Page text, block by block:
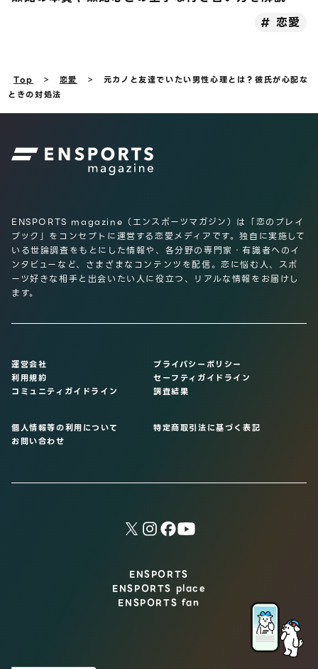
恋愛
Top > 恋愛 >
元カノと友達でいたい男性心理とは？彼氏が心配な
ときの対処法
ENSPORTS magazine（エンスポーツマガジン）は「恋のプレイ
ブック」をコンセプトに運営する恋愛メディアです。独自に実施して
いる世論調査をもとにした情報や、各分野の専門家・有識者へのイ
ンタビューなど、さまざまなコンテンツを配信。恋に悩む人、スポ
ーツ好きな相手と出会いたい人に役立つ、リアルな情報をお届けし
ます。
運営会社
プライバシーポリシー
利用規約
セーフティガイドライン
コミュニティガイドライン
調査結果
個人情報等の利用について
特定商取引法に基づく表記
お問い合わせ
ENSPORTS
ENSPORTS place
ENSPORTS fan